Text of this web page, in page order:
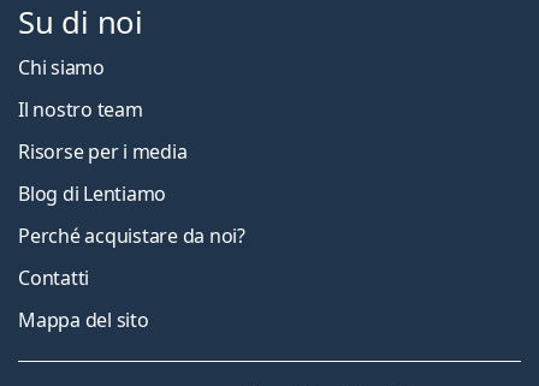
Su di noi
Chi siamo
Il nostro team
Risorse per i media
Blog di Lentiamo
Perché acquistare da noi?
Contatti
Mappa del sito